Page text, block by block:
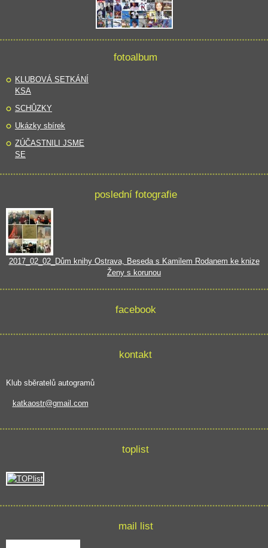
fotoalbum
KLUBOVÁ SETKÁNÍ
KSA
SCHŮZKY
Ukázky sbírek
ZÚČASTNILI JSME
SE
poslední fotografie
2017_02_02_Dům knihy Ostrava, Beseda s Kamilem Rodanem ke knize
Ženy s korunou
facebook
kontakt
Klub sběratelů autogramů
katkaostr@gmail.com
toplist
mail list